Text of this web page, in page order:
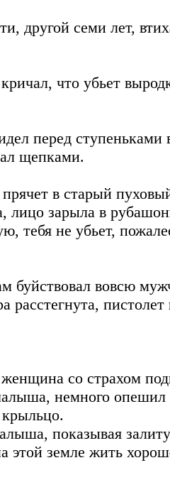
другой семи лет,
что убьет
перед ступеньками
щепками.
в старый
лицо зарыла в
тебя не убьет,
буйствовал вовсю
пистолет
со страхом
немного опешил
показывая
этой земле жить